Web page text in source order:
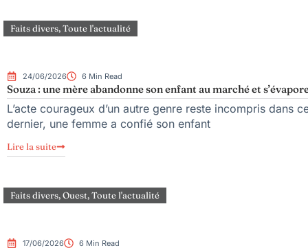
Faits divers,Toute l'actualité
24/06/2026 6 Min Read
Souza : une mère abandonne son enfant au marché et
L’acte courageux d’un autre genre reste incompris dans
dernier, une femme a confié son enfant
Lire la suite
Faits divers,Ouest,Toute l'actualité
17/06/2026 6 Min Read